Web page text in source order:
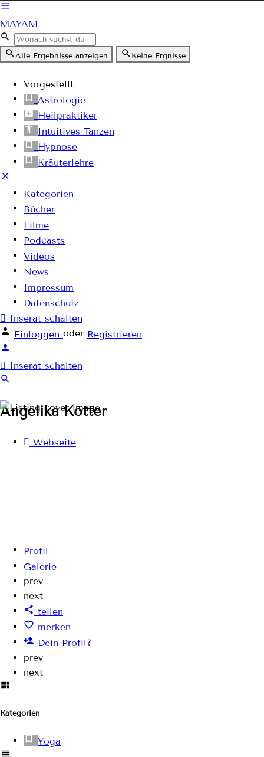
MAYAM
Alle Ergebnisse anzeigen Keine Ergnisse
Vorgestellt
Astrologie
Heilpraktiker
Intuitives Tanzen
Hypnose
Kräuterlehre
Kategorien
Bücher
Filme
Podcasts
Videos
News
Impressum
Datenschutz
Inserat schalten
Einloggen oder Registrieren
Inserat schalten
Angelika Kötter
Webseite
Profil
Galerie
prev
next
teilen
merken
Dein Profil?
prev
next
Kategorien
Yoga